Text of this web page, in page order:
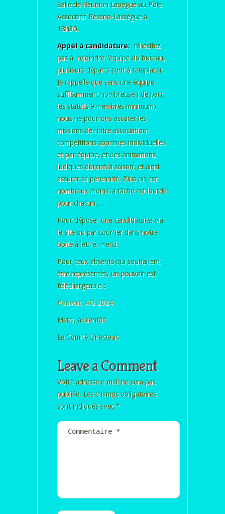
Salle de Réunion Lapègue au Pôle
Associatif Résano-Lassègue à
18h30.
Appel à candidature: n’hésitez
pas à rejoindre l’équipe du bureau,
plusieurs départs sont à remplacer.
Je rappelle que sans une équipe
suffisamment nombreuse ( de part
les statuts 9 membres minimum)
nous ne pourrons assurer les
missions de notre association:
compétitions sportives individuelles
et par équipe, et des animations
ludiques durant la saison, et ainsi
assurer sa pérennité. Plus on est
nombreux moins la tâche est lourde
pour chacun….
Pour déposer une candidature: via
le site ou par courrier dans notre
boîte à lettre, merci.
Pour ceux absents qui souhaitent
être représentés, un pouvoir est
téléchargeable :
Pouvoir. AG 2024
Merci, à bientôt
Le Comité Directeur.
Leave a Comment
Votre adresse e-mail ne sera pas
publiée. Les champs obligatoires
sont indiqués avec*